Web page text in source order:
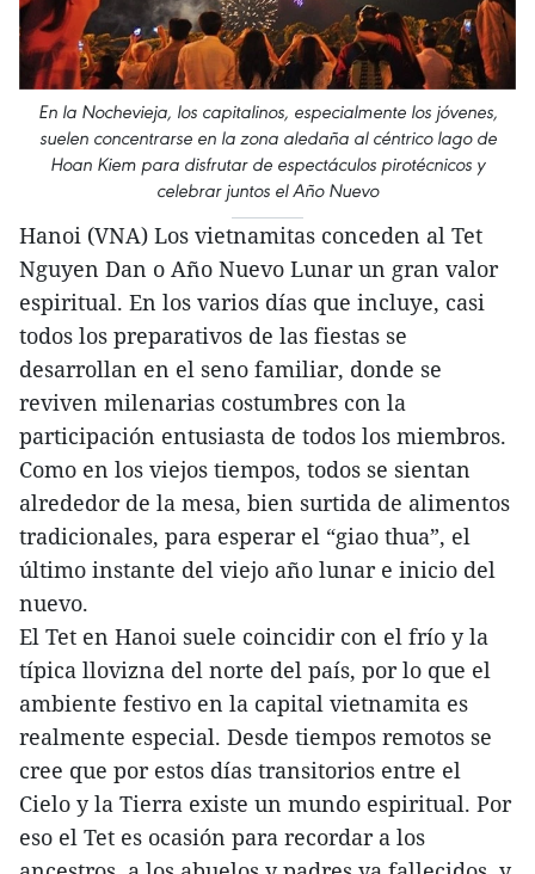
En la Nochevieja, los capitalinos, especialmente los jóvenes,
suelen concentrarse en la zona aledaña al céntrico lago de
Hoan Kiem para disfrutar de espectáculos pirotécnicos y
celebrar juntos el Año Nuevo
Hanoi (VNA) Los vietnamitas conceden al Tet
Nguyen Dan o Año Nuevo Lunar un gran valor
espiritual. En los varios días que incluye, casi
todos los preparativos de las fiestas se
desarrollan en el seno familiar, donde se
reviven milenarias costumbres con la
participación entusiasta de todos los miembros.
Como en los viejos tiempos, todos se sientan
alrededor de la mesa, bien surtida de alimentos
tradicionales, para esperar el “giao thua”, el
último instante del viejo año lunar e inicio del
nuevo.
El Tet en Hanoi suele coincidir con el frío y la
típica llovizna del norte del país, por lo que el
ambiente festivo en la capital vietnamita es
realmente especial. Desde tiempos remotos se
cree que por estos días transitorios entre el
Cielo y la Tierra existe un mundo espiritual. Por
eso el Tet es ocasión para recordar a los